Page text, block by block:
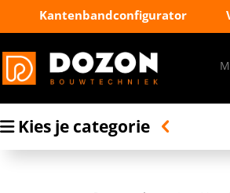
Kantenbandconfigurator
Kies je categorie